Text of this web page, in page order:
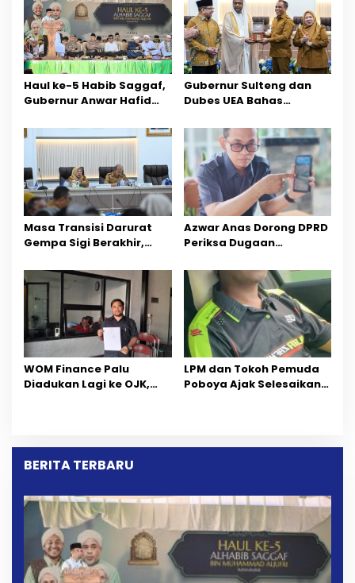
i
p
o
s
Haul ke-5 Habib Saggaf,
Gubernur Anwar Hafid
Ilmu dan Pendidikan
Gubernur Sulteng dan
Dubes UEA Bahas
Sektor Jadi Prioritas
Masa Transisi Darurat
Gempa Sigi Berakhir,
Percepatan Pemulihan
Azwar Anas Dorong DPRD
Periksa Dugaan
Wilayah Tambang PT
CPM
‎WOM Finance Palu
Diadukan Lagi ke OJK,
Dipersoalkan ‎
LPM dan Tokoh Pemuda
Poboya Ajak Selesaikan
BERITA TERBARU